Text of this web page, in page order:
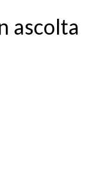
ascolta